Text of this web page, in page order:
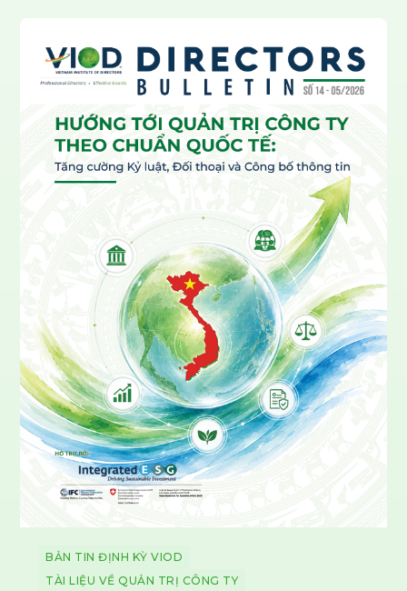
BẢN TIN ĐỊNH KỲ VIOD
TÀI LIỆU VỀ QUẢN TRỊ CÔNG TY